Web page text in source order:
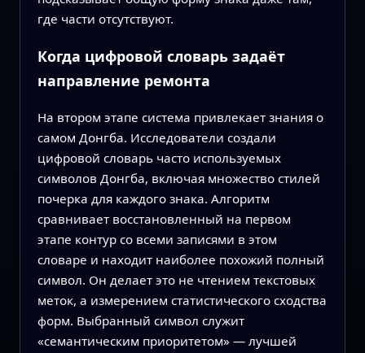
где части отсутствуют.
Когда цифровой словарь задаёт
направление ремонта
На втором этапе система привлекает знания о
самом Донгба. Исследователи создали
цифровой словарь часто используемых
символов Донгба, включая множество стилей
почерка для каждого знака. Алгоритм
сравнивает восстановленный на первом
этапе контур со всеми записями в этом
словаре и находит наиболее похожий полный
символ. Он делает это не чтением текстовых
меток, а измерением статистического сходства
форм. Выбранный символ служит
«семантическим приоритетом» — лучшей